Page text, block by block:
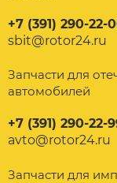
+7 (391) 290-22-
sbit@rotor24.ru
Запчасти для
автомобилей
+7 (391) 290-22-
avto@rotor24.ru
Запчасти для